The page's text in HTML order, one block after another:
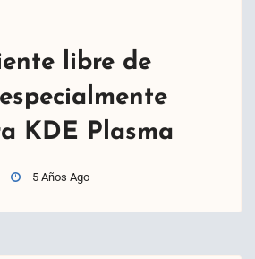
libre de
KDE Plasma
5 Años Ago